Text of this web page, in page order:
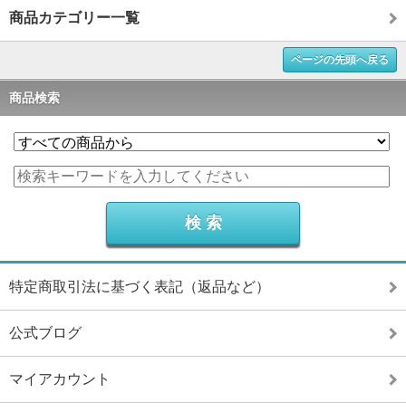
商品カテゴリー一覧
ページの先頭へ戻る
商品検索
特定商取引法に基づく表記（返品など）
公式ブログ
マイアカウント